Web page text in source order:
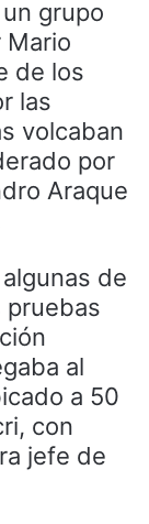
grupo
Mario
de los
las
volcaban
por
Araque
de
pruebas
al
a 50
con
jefe de